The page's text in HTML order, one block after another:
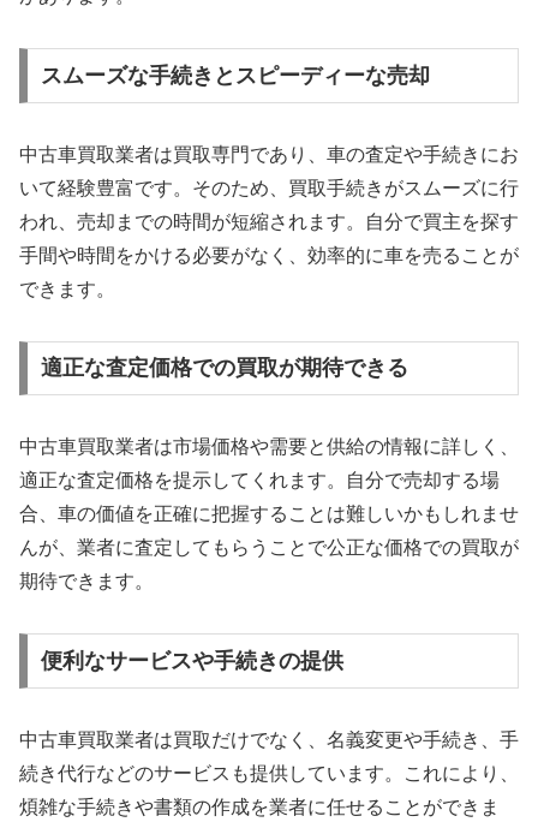
スムーズな手続きとスピーディーな売却
中古車買取業者は買取専門であり、車の査定や手続きにお
いて経験豊富です。そのため、買取手続きがスムーズに行
われ、売却までの時間が短縮されます。自分で買主を探す
手間や時間をかける必要がなく、効率的に車を売ることが
できます。
適正な査定価格での買取が期待できる
中古車買取業者は市場価格や需要と供給の情報に詳しく、
適正な査定価格を提示してくれます。自分で売却する場
合、車の価値を正確に把握することは難しいかもしれませ
んが、業者に査定してもらうことで公正な価格での買取が
期待できます。
便利なサービスや手続きの提供
中古車買取業者は買取だけでなく、名義変更や手続き、手
続き代行などのサービスも提供しています。これにより、
煩雑な手続きや書類の作成を業者に任せることができま